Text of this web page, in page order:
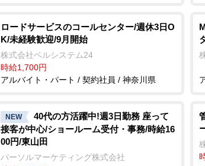
ロードサービスのコールセンター/週休3日O
K/未経験歓迎/9月開始
株式会社ベルシステム24
時給1,700円
アルバイト・パート / 契約社員 / 神奈川県
NEW
40代の方活躍中!週3日勤務 座って
接客が中心/ショールーム受付・事務/時給16
00円/東山田
パーソルマーケティング株式会社